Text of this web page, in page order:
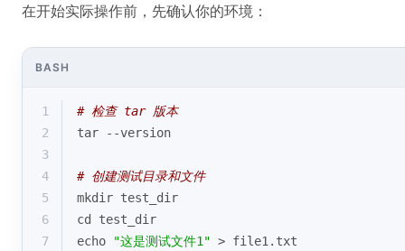
在开始实际操作前，先确认你的环境：
BASH
1
# 检查 tar 版本
2
tar --version
3
4
# 创建测试目录和文件
5
mkdir test_dir
6
cd
test_dir
7
echo "这是测试文件1" > file1.txt